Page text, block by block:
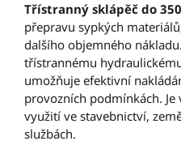
Třístranný sklápěč do
přepravu sypkých
dalšího objemného
třístrannému
umožňuje efektivní
provozních podmínkách.
využití ve stavebnictví,
službách.